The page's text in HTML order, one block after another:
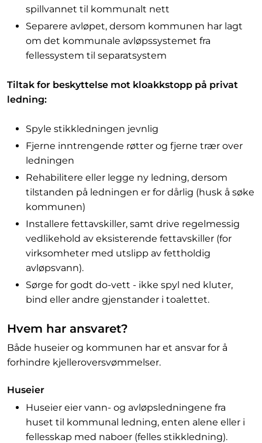
spillvannet til kommunalt nett
Separere avløpet, dersom kommunen har lagt
om det kommunale avløpssystemet fra
fellessystem til separatsystem
Tiltak for beskyttelse mot kloakkstopp på privat
ledning:
Spyle stikkledningen jevnlig
Fjerne inntrengende røtter og fjerne trær over
ledningen
Rehabilitere eller legge ny ledning, dersom
tilstanden på ledningen er for dårlig (husk å søke
kommunen)
Installere fettavskiller, samt drive regelmessig
vedlikehold av eksisterende fettavskiller (for
virksomheter med utslipp av fettholdig
avløpsvann).
Sørge for godt do-vett - ikke spyl ned kluter,
bind eller andre gjenstander i toalettet.
Hvem har ansvaret?
Både huseier og kommunen har et ansvar for å
forhindre kjelleroversvømmelser.
Huseier
Huseier eier vann- og avløpsledningene fra
huset til kommunal ledning, enten alene eller i
fellesskap med naboer (felles stikkledning).